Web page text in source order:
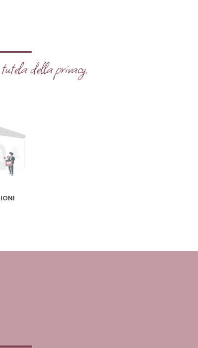
della privacy.